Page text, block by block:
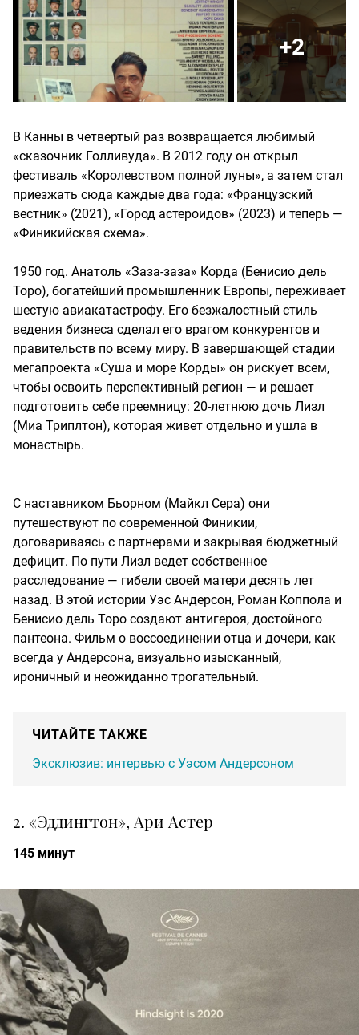
+2
В Канны в четвертый раз возвращается любимый
«сказочник Голливуда». В 2012 году он открыл
фестиваль «Королевством полной луны», а затем стал
приезжать сюда каждые два года: «Французский
вестник» (2021), «Город астероидов» (2023) и теперь —
«Финикийская схема».
1950 год. Анатоль «Заза-заза» Корда (Бенисио дель
Торо), богатейший промышленник Европы, переживает
шестую авиакатастрофу. Его безжалостный стиль
ведения бизнеса сделал его врагом конкурентов и
правительств по всему миру. В завершающей стадии
мегапроекта «Суша и море Корды» он рискует всем,
чтобы освоить перспективный регион — и решает
подготовить себе преемницу: 20-летнюю дочь Лизл
(Миа Триплтон), которая живет отдельно и ушла в
монастырь.
С наставником Бьорном (Майкл Сера) они
путешествуют по современной Финикии,
договариваясь с партнерами и закрывая бюджетный
дефицит. По пути Лизл ведет собственное
расследование — гибели своей матери десять лет
назад. В этой истории Уэс Андерсон, Роман Коппола и
Бенисио дель Торо создают антигероя, достойного
пантеона. Фильм о воссоединении отца и дочери, как
всегда у Андерсона, визуально изысканный,
ироничный и неожиданно трогательный.
ЧИТАЙТЕ ТАКЖЕ
Эксклюзив: интервью с Уэсом Андерсоном
2. «Эддингтон», Ари Астер
145 минут